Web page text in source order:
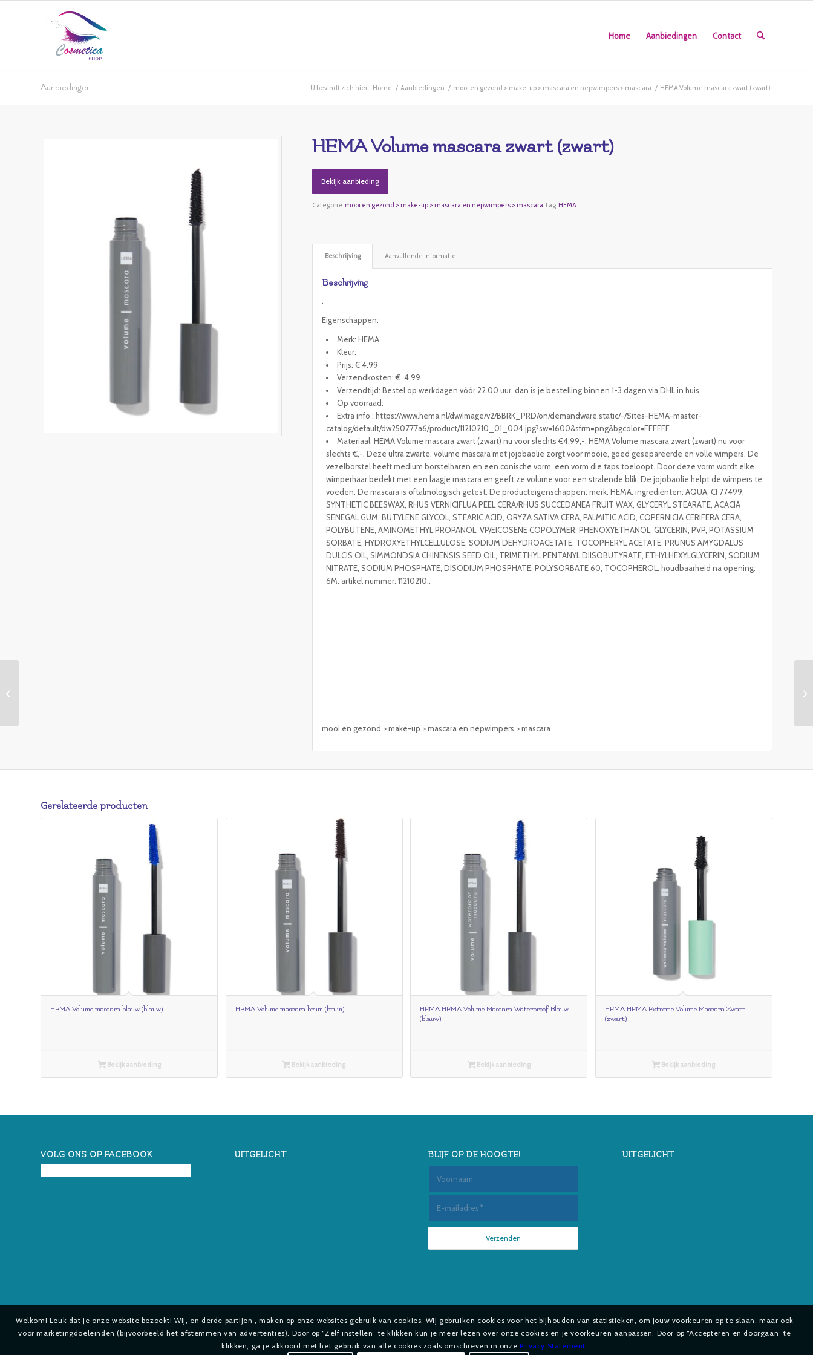
Home Aanbiedingen Contact
Aanbiedingen U bevindt zich hier: Home / Aanbiedingen / mooi en gezond > make-up > mascara en nepwimpers > mascara / HEMA Volume mascara zwart (zwart)
HEMA Volume mascara zwart (zwart)
Bekijk aanbieding
Categorie: mooi en gezond > make-up > mascara en nepwimpers > mascara Tag: HEMA
Beschrijving Aanvullende informatie
Beschrijving
Eigenschappen:
Merk: HEMA
Kleur:
Prijs: € 4.99
Verzendkosten: € 4.99
Verzendtijd: Bestel op werkdagen vóór 22.00 uur, dan is je bestelling binnen 1-3 dagen via DHL in huis.
Op voorraad:
Extra info : https://www.hema.nl/dw/image/v2/BBRK_PRD/on/demandware.static/-/Sites-HEMA-master-
catalog/default/dw250777a6/product/11210210_01_004.jpg?sw=1600&sfrm=png&bgcolor=FFFFFF
Materiaal: HEMA Volume mascara zwart (zwart) nu voor slechts €4.99,-. HEMA Volume mascara zwart (zwart) nu voor
slechts €,-. Deze ultra zwarte, volume mascara met jojobaolie zorgt voor mooie, goed gesepareerde en volle wimpers. De
vezelborstel heeft medium borstelharen en een conische vorm, een vorm die taps toeloopt. Door deze vorm wordt elke
wimperhaar bedekt met een laagje mascara en geeft ze volume voor een stralende blik. De jojobaolie helpt de wimpers te
voeden. De mascara is oftalmologisch getest. De producteigenschappen: merk: HEMA. ingrediënten: AQUA, CI 77499,
SYNTHETIC BEESWAX, RHUS VERNICIFLUA PEEL CERA/RHUS SUCCEDANEA FRUIT WAX, GLYCERYL STEARATE, ACACIA
SENEGAL GUM, BUTYLENE GLYCOL, STEARIC ACID, ORYZA SATIVA CERA, PALMITIC ACID, COPERNICIA CERIFERA CERA,
POLYBUTENE, AMINOMETHYL PROPANOL, VP/EICOSENE COPOLYMER, PHENOXYETHANOL, GLYCERIN, PVP, POTASSIUM
SORBATE, HYDROXYETHYLCELLULOSE, SODIUM DEHYDROACETATE, TOCOPHERYL ACETATE, PRUNUS AMYGDALUS
DULCIS OIL, SIMMONDSIA CHINENSIS SEED OIL, TRIMETHYL PENTANYL DIISOBUTYRATE, ETHYLHEXYLGLYCERIN, SODIUM
NITRATE, SODIUM PHOSPHATE, DISODIUM PHOSPHATE, POLYSORBATE 60, TOCOPHEROL. houdbaarheid na opening:
6M. artikel nummer: 11210210..
mooi en gezond > make-up > mascara en nepwimpers > mascara
Gerelateerde producten
HEMA Volume mascara blauw (blauw)
Bekijk aanbieding
HEMA Volume mascara bruin (bruin)
Bekijk aanbieding
HEMA HEMA Volume Mascara Waterproof Blauw
(blauw)
Bekijk aanbieding
HEMA HEMA Extreme Volume Mascara Zwart
(zwart)
Bekijk aanbieding
VOLG ONS OP FACEBOOK UITGELICHT BLIJF OP DE HOOGTE! UITGELICHT
Welkom! Leuk dat je onze website bezoekt! Wij, en derde partijen , maken op onze websites gebruik van cookies. Wij gebruiken cookies voor het bijhouden van statistieken, om jouw voorkeuren op te slaan, maar ook
voor marketingdoeleinden (bijvoorbeeld het afstemmen van advertenties). Door op “Zelf instellen” te klikken kun je meer lezen over onze cookies en je voorkeuren aanpassen. Door op “Accepteren en doorgaan” te
klikken, ga je akkoord met het gebruik van alle cookies zoals omschreven in onze Privacy Statement.